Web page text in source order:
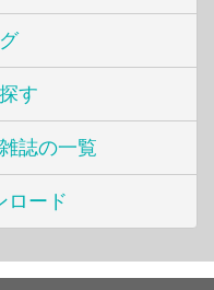
す
誌の一覧
ロード